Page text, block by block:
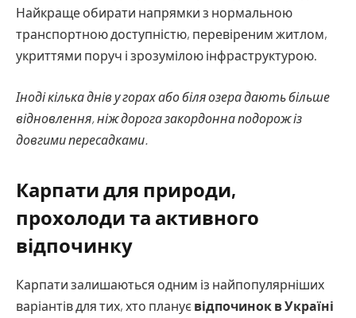
Найкраще обирати напрямки з нормальною
транспортною доступністю, перевіреним житлом,
укриттями поруч і зрозумілою інфраструктурою.
Іноді кілька днів у горах або біля озера дають більше
відновлення, ніж дорога закордонна подорож із
довгими пересадками.
Карпати для природи,
прохолоди та активного
відпочинку
Карпати залишаються одним із найпопулярніших
варіантів для тих, хто планує відпочинок в Україні